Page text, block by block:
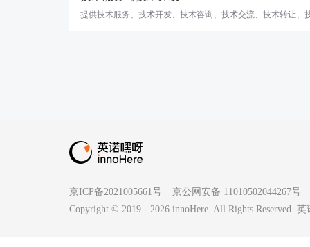
提供技术服务、技术开发、技术咨询、技术交流、技术转让
京ICP备2021005661号
京公网安备 11010502044267号
Copyright © 2019 - 2026 innoHere. All Rights Reserved.